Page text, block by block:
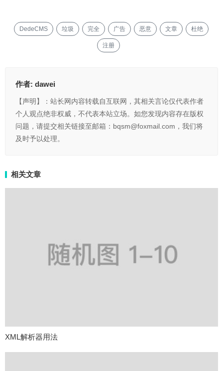
DedeCMS 垃圾 完全 广告 恶意 文章 杜绝
注册
作者: dawei
【声明】：站长网内容转载自互联网，其相关言论仅代表作者
个人观点绝非权威，不代表本站立场。如您发现内容存在版权
问题，请提交相关链接至邮箱：bqsm@foxmail.com，我们将
及时予以处理。
相关文章
XML解析器用法